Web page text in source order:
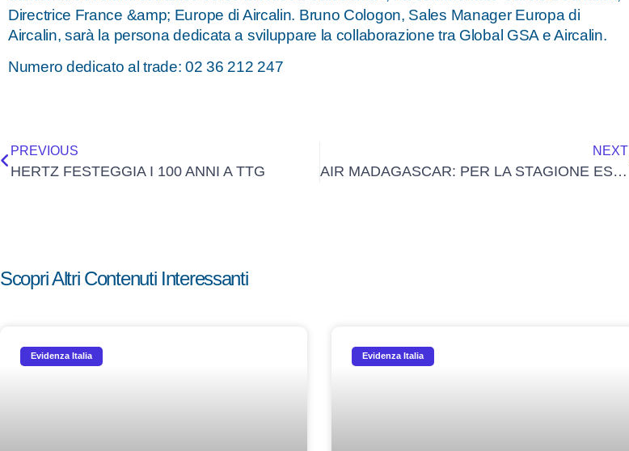
Directrice France &amp; Europe di Aircalin. Bruno Cologon, Sales Manager Europa di
Aircalin, sarà la persona dedicata a sviluppare la collaborazione tra Global GSA e Aircalin.
Numero dedicato al trade: 02 36 212 247
PREVIOUS
HERTZ FESTEGGIA I 100 ANNI A TTG
NEXT
AIR MADAGASCAR: PER LA STAGIONE ESTIVA I VOLI DALLA FRANCIA DIVENTANO GIORNALIERI
Scopri Altri Contenuti Interessanti
Evidenza Italia Evidenza Italia